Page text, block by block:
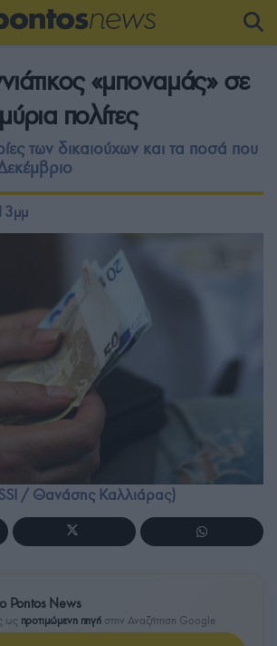
«μποναμάς» σε
πολίτες
των δικαιούχων και τα ποσά που
/ Θανάσης Καλλιάρας)
Pontos News
ως προτιμώμενη πηγή στην Αναζήτηση Google